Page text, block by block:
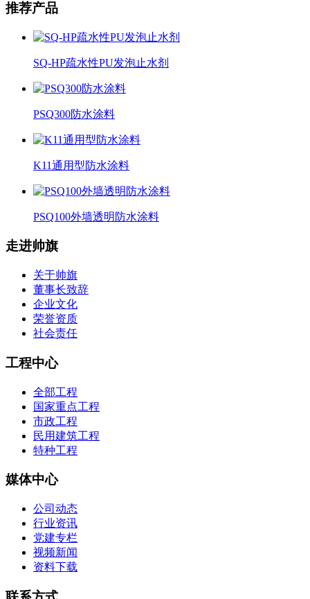
推荐产品
SQ-HP疏水性PU发泡止水剂
PSQ300防水涂料
K11通用型防水涂料
PSQ100外墙透明防水涂料
走进帅旗
关于帅旗
董事长致辞
企业文化
荣誉资质
社会责任
工程中心
全部工程
国家重点工程
市政工程
民用建筑工程
特种工程
媒体中心
公司动态
行业资讯
党建专栏
视频新闻
资料下载